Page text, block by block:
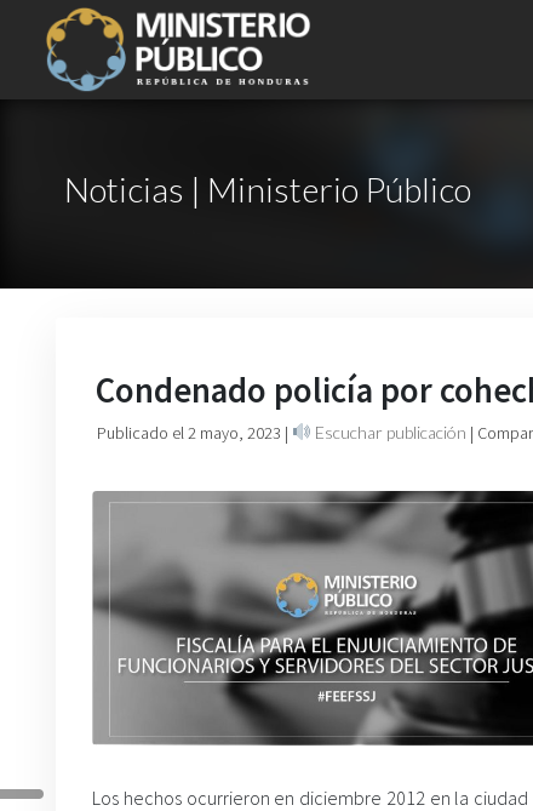
Noticias | Ministerio Público
Condenado policía por
Publicado el 2 mayo, 2023 | Escuchar publicación |
Los hechos ocurrieron en diciembre 2012 en la